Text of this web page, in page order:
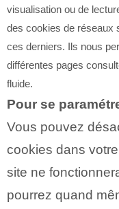
visualisation ou de
des cookies de réseaux
ces derniers. Ils nous
différentes pages
fluide.
Pour se
Vous pouvez
cookies dans
site ne
pourrez quand